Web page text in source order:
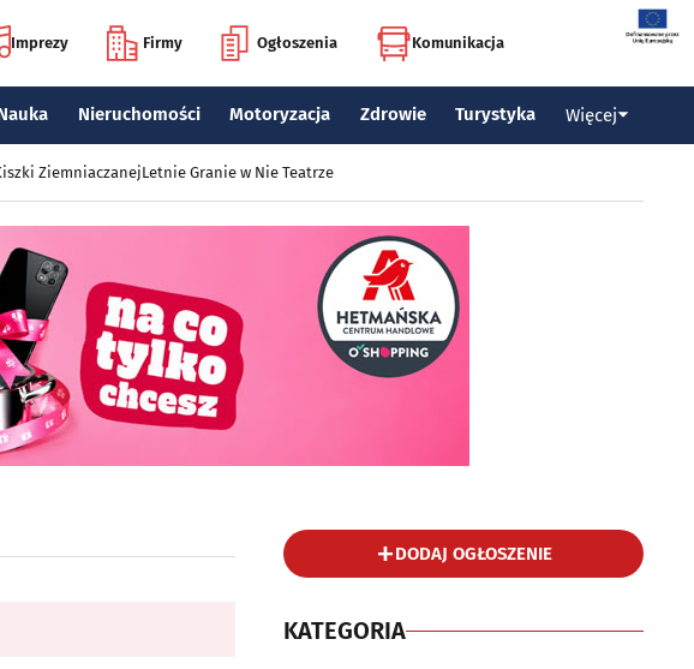
Imprezy Firmy Ogłoszenia Komunikacja
Nieruchomości Motoryzacja Zdrowie Turystyka Więcej
ZiemniaczanejLetnie Granie w Nie Teatrze
DODAJ OGŁOSZENIE
KATEGORIA